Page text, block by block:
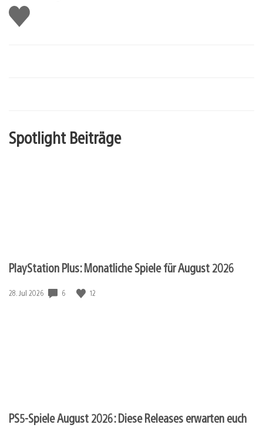
Gefällt
mir
Spotlight Beiträge
PlayStation Plus: Monatliche Spiele für August 2026
Veröffentlichungsdatum:
28. Jul 2026 6 12
PS5-Spiele August 2026: Diese Releases erwarten euch